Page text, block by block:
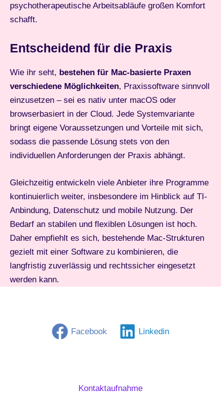
psychotherapeutische Arbeitsabläufe großen Komfort
schafft.
Entscheidend für die Praxis
Wie ihr seht, bestehen für Mac-basierte Praxen
verschiedene Möglichkeiten, Praxissoftware sinnvoll
einzusetzen – sei es nativ unter macOS oder
browserbasiert in der Cloud. Jede Systemvariante
bringt eigene Voraussetzungen und Vorteile mit sich,
sodass die passende Lösung stets von den
individuellen Anforderungen der Praxis abhängt.
Gleichzeitig entwickeln viele Anbieter ihre Programme
kontinuierlich weiter, insbesondere im Hinblick auf TI-
Anbindung, Datenschutz und mobile Nutzung. Der
Bedarf an stabilen und flexiblen Lösungen ist hoch.
Daher empfiehlt es sich, bestehende Mac-Strukturen
gezielt mit einer Software zu kombinieren, die
langfristig zuverlässig und rechtssicher eingesetzt
werden kann.
Facebook Linkedin
Kontaktaufnahme